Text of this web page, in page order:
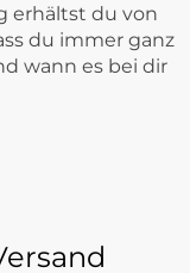
erhältst du von
du immer ganz
wann es bei dir